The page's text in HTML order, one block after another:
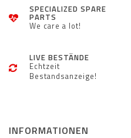
SPECIALIZED SPARE
PARTS
We care a lot!
LIVE BESTÄNDE
Echtzeit
Bestandsanzeige!
INFORMATIONEN